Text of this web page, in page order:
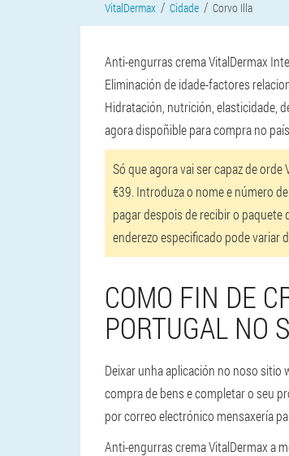
VitalDermax Cidade Corvo Illa
Anti-engurras crema VitalDermax
Eliminación de idade-factores
Hidratación, nutrición, elasticidade,
agora dispoñible para compra no
Só que agora vai ser capaz de
€39. Introduza o nome e número
pagar despois de recibir o paquete
enderezo especificado pode variar
COMO FIN DE
PORTUGAL NO
Deixar unha aplicación no noso
compra de bens e completar o seu
por correo electrónico mensaxería
Anti-engurras crema VitalDermax a